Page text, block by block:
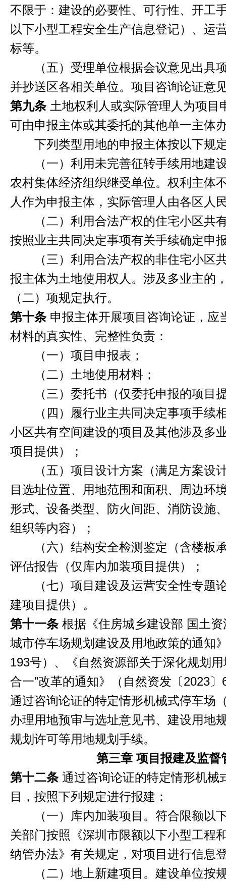
不限于：建设的必要性、可行性、开工
以下小型工程安全生产信息登记）、运
标等。
（五）受理单位根据会议意见出具
并抄送区各相关单位。项目咨询论证意
第九条 土地权利人或实际管理人为项目
可由申报主体或其委托的其他单一主体
下列类型用地的申报主体按以下规
（一）利用未完善征转手续用地建
农村集体经济组织继受单位。权利主体
人作为申报主体，实际管理人由各区人
（二）利用合法产权的住宅小区共
按照业主共同决定事项有关手续确定申
（三）利用合法产权的非住宅小区
报主体为土地使用权人。涉及多业主的
（二）项规定执行。
第十条 申报主体开展项目咨询论证，应
材料的真实性、完整性负责：
（一）项目申报表；
（二）土地使用材料；
（三）委托书（仅委托申报的项目
（四）履行业主共同决定事项手续
小区共有空间建设的项目及其他涉及多
项目提供）；
（五）项目设计方案（满足方案设
目选址位置、用地范围和面积、周边环
形式、设备类型、防火间距、消防设施
组织等内容）；
（六）结构安全检测鉴定（含楼板
评估报告（仅库内加装项目提供）；
（七）项目建设及运营安全性专题
建项目提供）。
第十一条 根据《住房城乡建设部 国土
城市停车场规划建设及用地政策的通知
193号）、《自然资源部关于深化规划
合一”改革的通知》（自然资发〔2023
通过咨询论证的特定情形机械式停车场
办理用地预审与选址意见书、建设用地
规划许可等用地规划手续。
第三章 项目报建及监督
第十二条 通过咨询论证的特定情形机械
目，按照下列规定进行报建：
（一）库内加装项目。符合限额以
关部门按照《深圳市限额以下小型工程
纳管办法》有关规定，对项目进行信息
（二）地上新建项目。建设单位按